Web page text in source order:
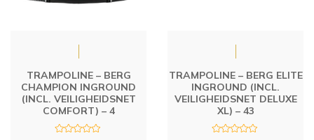
TRAMPOLINE – BERG
CHAMPION INGROUND
(INCL. VEILIGHEIDSNET
COMFORT) – 4
TRAMPOLINE – BERG ELITE
INGROUND (INCL.
VEILIGHEIDSNET DELUXE
XL) – 43